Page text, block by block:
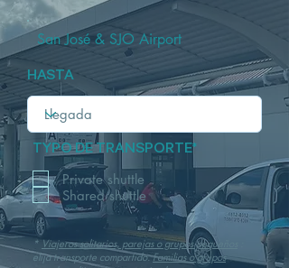
San José & SJO Airport
HASTA
TYPO DE TRANSPORTE*
Private shuttle
Shared shuttle
*Viajeros solitarios, parejas o grupos pequeños
elija transporte compartido. Familias o grupos